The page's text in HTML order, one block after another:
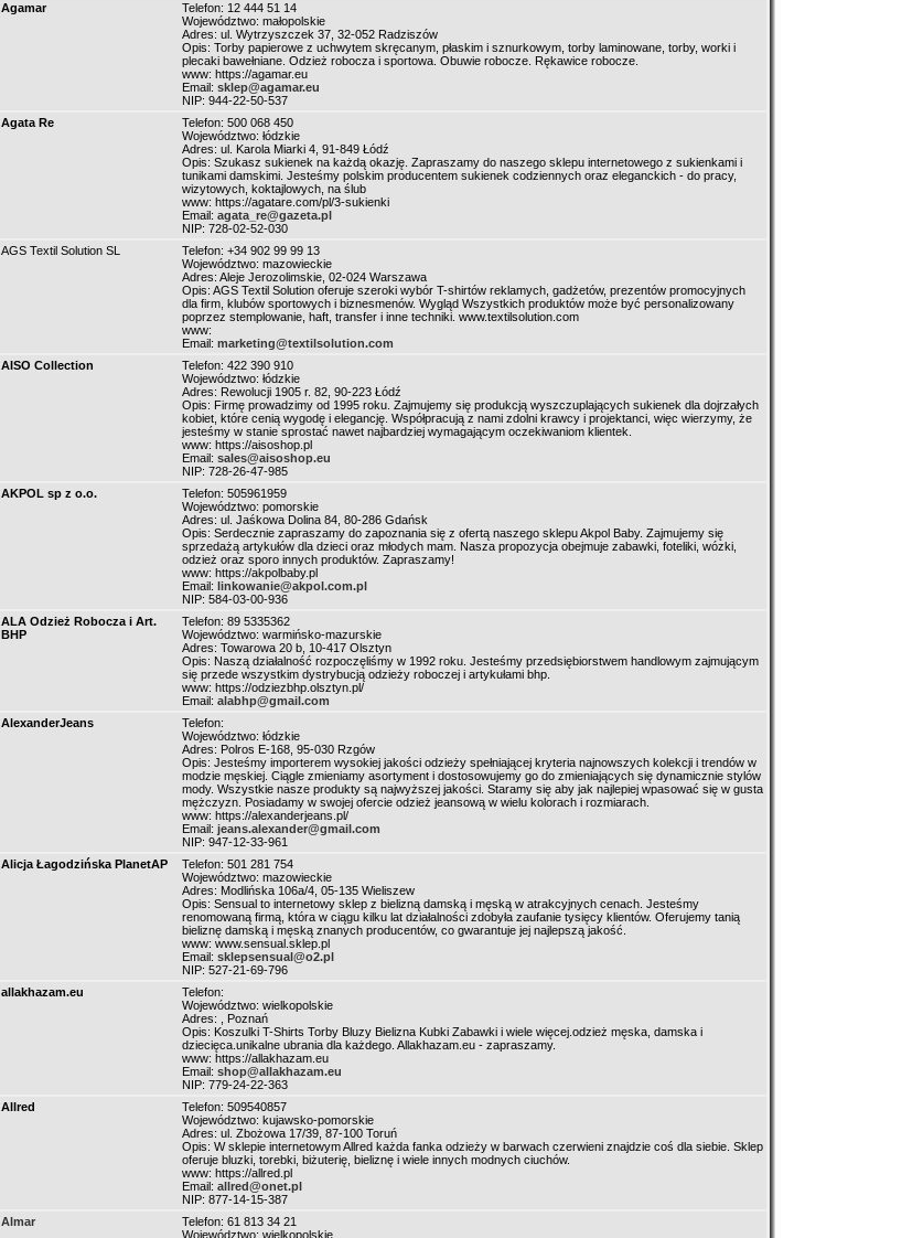
Agamar
Telefon: 12 444 51 14
Województwo: małopolskie
Adres: ul. Wytrzyszczek 37, 32-052 Radziszów
Opis: Torby papierowe z uchwytem skręcanym, płaskim i sznurkowym, torby laminowane, torby, worki i
plecaki bawełniane. Odzież robocza i sportowa. Obuwie robocze. Rękawice robocze.
www: https://agamar.eu
Email: sklep@agamar.eu
NIP: 944-22-50-537
Agata Re
Telefon: 500 068 450
Województwo: łódzkie
Adres: ul. Karola Miarki 4, 91-849 Łódź
Opis: Szukasz sukienek na każdą okazję. Zapraszamy do naszego sklepu internetowego z sukienkami i
tunikami damskimi. Jesteśmy polskim producentem sukienek codziennych oraz eleganckich - do pracy,
wizytowych, koktajlowych, na ślub
www: https://agatare.com/pl/3-sukienki
Email: agata_re@gazeta.pl
NIP: 728-02-52-030
AGS Textil Solution SL
Telefon: +34 902 99 99 13
Województwo: mazowieckie
Adres: Aleje Jerozolimskie, 02-024 Warszawa
Opis: AGS Textil Solution oferuje szeroki wybór T-shirtów reklamych, gadżetów, prezentów promocyjnych
dla firm, klubów sportowych i biznesmenów. Wygląd Wszystkich produktów może być personalizowany
poprzez stemplowanie, haft, transfer i inne techniki. www.textilsolution.com
www:
Email: marketing@textilsolution.com
AISO Collection
Telefon: 422 390 910
Województwo: łódzkie
Adres: Rewolucji 1905 r. 82, 90-223 Łódź
Opis: Firmę prowadzimy od 1995 roku. Zajmujemy się produkcją wyszczuplających sukienek dla dojrzałych
kobiet, które cenią wygodę i elegancję. Współpracują z nami zdolni krawcy i projektanci, więc wierzymy, że
jesteśmy w stanie sprostać nawet najbardziej wymagającym oczekiwaniom klientek.
www: https://aisoshop.pl
Email: sales@aisoshop.eu
NIP: 728-26-47-985
AKPOL sp z o.o.
Telefon: 505961959
Województwo: pomorskie
Adres: ul. Jaśkowa Dolina 84, 80-286 Gdańsk
Opis: Serdecznie zapraszamy do zapoznania się z ofertą naszego sklepu Akpol Baby. Zajmujemy się
sprzedażą artykułów dla dzieci oraz młodych mam. Nasza propozycja obejmuje zabawki, foteliki, wózki,
odzież oraz sporo innych produktów. Zapraszamy!
www: https://akpolbaby.pl
Email: linkowanie@akpol.com.pl
NIP: 584-03-00-936
ALA Odzież Robocza i Art.
BHP
Telefon: 89 5335362
Województwo: warmińsko-mazurskie
Adres: Towarowa 20 b, 10-417 Olsztyn
Opis: Naszą działalność rozpoczęliśmy w 1992 roku. Jesteśmy przedsiębiorstwem handlowym zajmującym
się przede wszystkim dystrybucją odzieży roboczej i artykułami bhp.
www: https://odziezbhp.olsztyn.pl/
Email: alabhp@gmail.com
AlexanderJeans
Telefon:
Województwo: łódzkie
Adres: Polros E-168, 95-030 Rzgów
Opis: Jesteśmy importerem wysokiej jakości odzieży spełniającej kryteria najnowszych kolekcji i trendów w
modzie męskiej. Ciągle zmieniamy asortyment i dostosowujemy go do zmieniających się dynamicznie stylów
mody. Wszystkie nasze produkty są najwyższej jakości. Staramy się aby jak najlepiej wpasować się w gusta
mężczyzn. Posiadamy w swojej ofercie odzież jeansową w wielu kolorach i rozmiarach.
www: https://alexanderjeans.pl/
Email: jeans.alexander@gmail.com
NIP: 947-12-33-961
Alicja Łagodzińska PlanetAP
Telefon: 501 281 754
Województwo: mazowieckie
Adres: Modlińska 106a/4, 05-135 Wieliszew
Opis: Sensual to internetowy sklep z bielizną damską i męską w atrakcyjnych cenach. Jesteśmy
renomowaną firmą, która w ciągu kilku lat działalności zdobyła zaufanie tysięcy klientów. Oferujemy tanią
bieliznę damską i męską znanych producentów, co gwarantuje jej najlepszą jakość.
www: www.sensual.sklep.pl
Email: sklepsensual@o2.pl
NIP: 527-21-69-796
allakhazam.eu
Telefon:
Województwo: wielkopolskie
Adres: , Poznań
Opis: Koszulki T-Shirts Torby Bluzy Bielizna Kubki Zabawki i wiele więcej.odzież męska, damska i
dziecięca.unikalne ubrania dla każdego. Allakhazam.eu - zapraszamy.
www: https://allakhazam.eu
Email: shop@allakhazam.eu
NIP: 779-24-22-363
Allred
Telefon: 509540857
Województwo: kujawsko-pomorskie
Adres: ul. Zbożowa 17/39, 87-100 Toruń
Opis: W sklepie internetowym Allred każda fanka odzieży w barwach czerwieni znajdzie coś dla siebie. Sklep
oferuje bluzki, torebki, biżuterię, bieliznę i wiele innych modnych ciuchów.
www: https://allred.pl
Email: allred@onet.pl
NIP: 877-14-15-387
Almar
Telefon: 61 813 34 21
Województwo: wielkopolskie